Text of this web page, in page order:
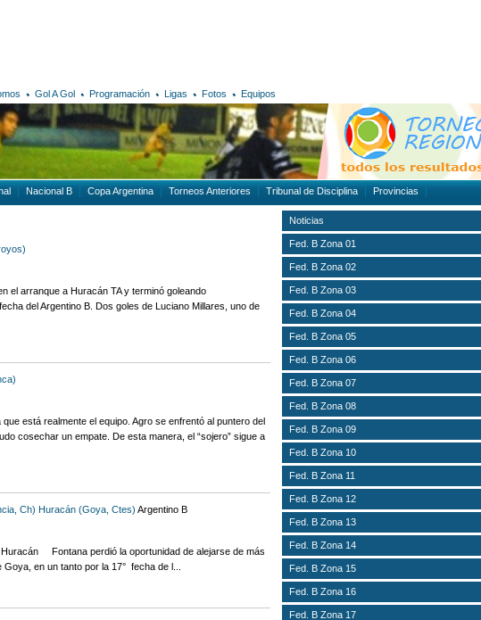
Gol A Gol Programación Ligas Fotos Equipos
Nacional B Copa Argentina Torneos Anteriores Tribunal de Disciplina Provincias
el arranque a Huracán TA y terminó goleando
del Argentino B. Dos goles de Luciano Millares, uno de
está realmente el equipo. Agro se enfrentó al puntero del
cosechar un empate. De esta manera, el “sojero” sigue a
Ch) Huracán (Goya, Ctes) Argentino B
Fontana perdió la oportunidad de alejarse de más
en un tanto por la 17° fecha de l...
Noticias
Fed. B Zona 01
Fed. B Zona 02
Fed. B Zona 03
Fed. B Zona 04
Fed. B Zona 05
Fed. B Zona 06
Fed. B Zona 07
Fed. B Zona 08
Fed. B Zona 09
Fed. B Zona 10
Fed. B Zona 11
Fed. B Zona 12
Fed. B Zona 13
Fed. B Zona 14
Fed. B Zona 15
Fed. B Zona 16
Fed. B Zona 17